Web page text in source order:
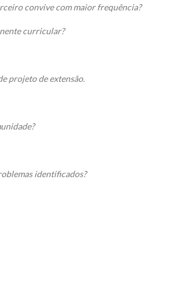
convive com maior frequência?
curricular?
projeto de extensão.
identificados?